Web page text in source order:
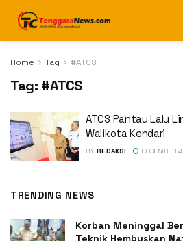
Home Tag #ATCS
Tag: #ATCS
ATCS Pantau Lalu
Walikota Kendari
BY REDAKSI DECEMBER
TRENDING NEWS
Korban Meninggal
Teknik Hembuskan